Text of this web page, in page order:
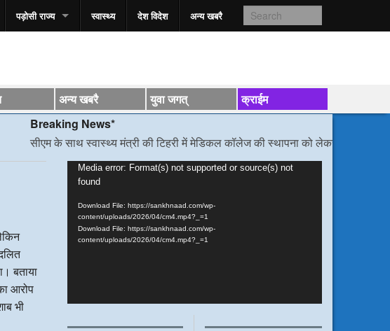
पड़ोसी राज्य स्वास्‍थ्य देश विदेश अन्य खबरै
अन्य खबरै युवा जगत्
क्राईम
News*
के साथ स्वास्थ्य मंत्री की टिहरी में मेडिकल कॉलेज की स्थापना को लेकर हुई वार्ता/*/
बताया
आरोप
भी
Video
Player
Media error: Format(s) not supported or source(s) not
found
Download File: https://sankhnaad.com/wp-
content/uploads/2026/04/cm4.mp4?_=1
Download File: https://sankhnaad.com/wp-
content/uploads/2026/04/cm4.mp4?_=1